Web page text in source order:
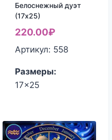
Белоснежный дуэт
(17х25)
220.00₽
Артикул: 558
Размеры:
17x25